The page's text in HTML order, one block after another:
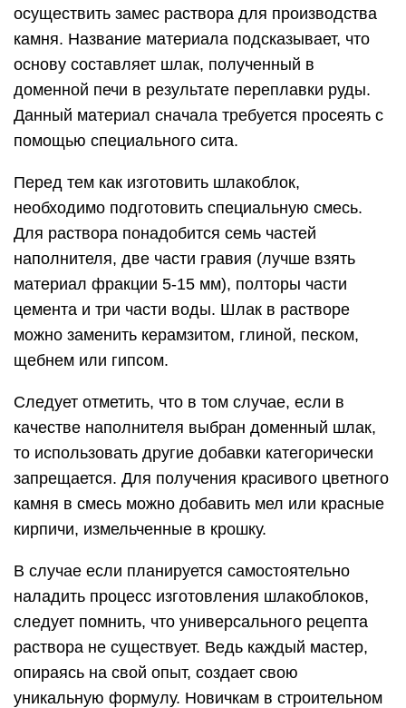
осуществить замес раствора для производства
камня. Название материала подсказывает, что
основу составляет шлак, полученный в
доменной печи в результате переплавки руды.
Данный материал сначала требуется просеять с
помощью специального сита.
Перед тем как изготовить шлакоблок,
необходимо подготовить специальную смесь.
Для раствора понадобится семь частей
наполнителя, две части гравия (лучше взять
материал фракции 5-15 мм), полторы части
цемента и три части воды. Шлак в растворе
можно заменить керамзитом, глиной, песком,
щебнем или гипсом.
Следует отметить, что в том случае, если в
качестве наполнителя выбран доменный шлак,
то использовать другие добавки категорически
запрещается. Для получения красивого цветного
камня в смесь можно добавить мел или красные
кирпичи, измельченные в крошку.
В случае если планируется самостоятельно
наладить процесс изготовления шлакоблоков,
следует помнить, что универсального рецепта
раствора не существует. Ведь каждый мастер,
опираясь на свой опыт, создает свою
уникальную формулу. Новичкам в строительном